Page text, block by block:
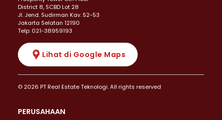
District 8, SCBD Lot 28
JI. Jend. Sudirman Kav. 52-53
Jakarta Selatan 12190
Telp: 021-38959193
Lihat di Google Maps
© 2026 PT Real Estate Teknologi. All rights reserved
PERUSAHAAN